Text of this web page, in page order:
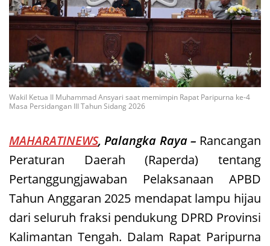
Wakil Ketua II Muhammad Ansyari saat memimpin Rapat Paripurna ke-4
Masa Persidangan III Tahun Sidang 2026
MAHARATINEWS, Palangka Raya – Rancangan
Peraturan Daerah (Raperda) tentang
Pertanggungjawaban Pelaksanaan APBD
Tahun Anggaran 2025 mendapat lampu hijau
dari seluruh fraksi pendukung DPRD Provinsi
Kalimantan Tengah. Dalam Rapat Paripurna